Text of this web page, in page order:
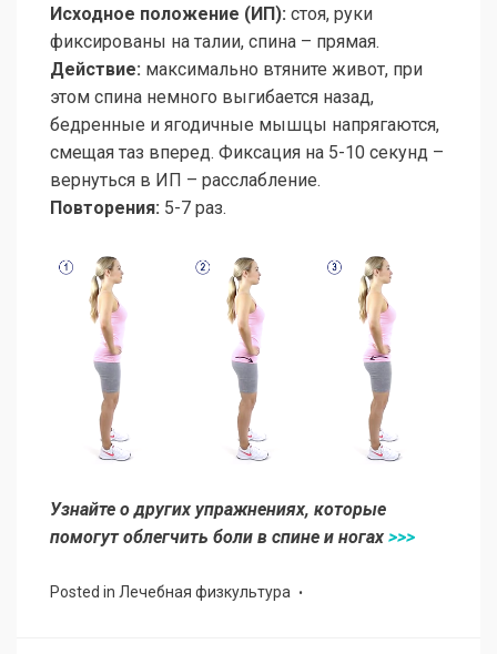
Исходное положение (ИП): стоя, руки
фиксированы на талии, спина – прямая.
Действие: максимально втяните живот, при
этом спина немного выгибается назад,
бедренные и ягодичные мышцы напрягаются,
смещая таз вперед. Фиксация на 5-10 секунд –
вернуться в ИП – расслабление.
Повторения: 5-7 раз.
Узнайте о других упражнениях, которые
помогут облегчить боли в спине и ногах >>>
Posted in Лечебная физкультура